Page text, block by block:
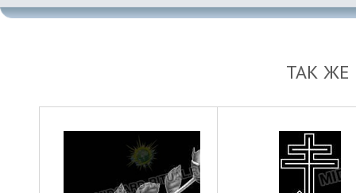
ТАК